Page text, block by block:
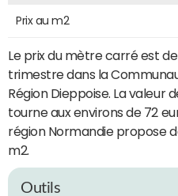
Prix au m2
Le prix du mètre carré est de
trimestre dans la
Région Dieppoise. La valeur
tourne aux environs de 72
région Normandie propose
m2.
Outils